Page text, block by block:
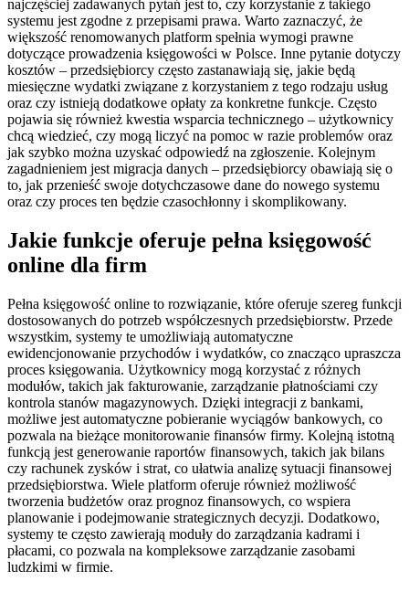
najczęściej zadawanych pytań jest to, czy korzystanie z takiego
systemu jest zgodne z przepisami prawa. Warto zaznaczyć, że
większość renomowanych platform spełnia wymogi prawne
dotyczące prowadzenia księgowości w Polsce. Inne pytanie dotyczy
kosztów – przedsiębiorcy często zastanawiają się, jakie będą
miesięczne wydatki związane z korzystaniem z tego rodzaju usług
oraz czy istnieją dodatkowe opłaty za konkretne funkcje. Często
pojawia się również kwestia wsparcia technicznego – użytkownicy
chcą wiedzieć, czy mogą liczyć na pomoc w razie problemów oraz
jak szybko można uzyskać odpowiedź na zgłoszenie. Kolejnym
zagadnieniem jest migracja danych – przedsiębiorcy obawiają się o
to, jak przenieść swoje dotychczasowe dane do nowego systemu
oraz czy proces ten będzie czasochłonny i skomplikowany.
Jakie funkcje oferuje pełna księgowość
online dla firm
Pełna księgowość online to rozwiązanie, które oferuje szereg funkcji
dostosowanych do potrzeb współczesnych przedsiębiorstw. Przede
wszystkim, systemy te umożliwiają automatyczne
ewidencjonowanie przychodów i wydatków, co znacząco upraszcza
proces księgowania. Użytkownicy mogą korzystać z różnych
modułów, takich jak fakturowanie, zarządzanie płatnościami czy
kontrola stanów magazynowych. Dzięki integracji z bankami,
możliwe jest automatyczne pobieranie wyciągów bankowych, co
pozwala na bieżące monitorowanie finansów firmy. Kolejną istotną
funkcją jest generowanie raportów finansowych, takich jak bilans
czy rachunek zysków i strat, co ułatwia analizę sytuacji finansowej
przedsiębiorstwa. Wiele platform oferuje również możliwość
tworzenia budżetów oraz prognoz finansowych, co wspiera
planowanie i podejmowanie strategicznych decyzji. Dodatkowo,
systemy te często zawierają moduły do zarządzania kadrami i
płacami, co pozwala na kompleksowe zarządzanie zasobami
ludzkimi w firmie.